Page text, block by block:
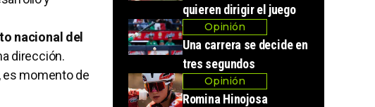
nacional del
dirección.
es momento de
quieren dirigir el juego
Opinión
Una carrera se decide en
tres segundos
Opinión
Romina Hinojosa